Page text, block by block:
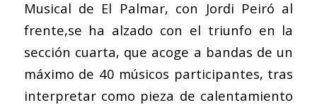
Musical de El Palmar, con Jordi Peiró al
frente,se ha alzado con el triunfo en la
sección cuarta, que acoge a bandas de un
máximo de 40 músicos participantes, tras
interpretar como pieza de calentamiento